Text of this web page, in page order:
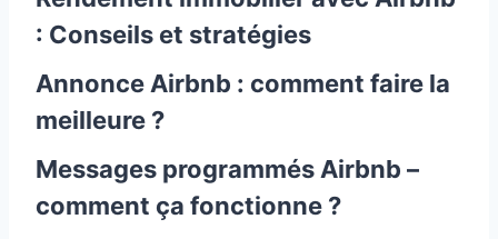
: Conseils et stratégies
Annonce Airbnb : comment faire la
meilleure ?
Messages programmés Airbnb –
comment ça fonctionne ?